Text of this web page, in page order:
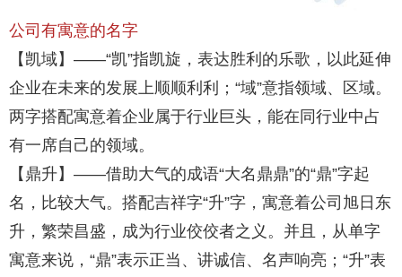
公司有寓意的名字
【凯域】——“凯”指凯旋，表达胜利的乐歌，以此延伸
企业在未来的发展上顺顺利利；“域”意指领域、区域。
两字搭配寓意着企业属于行业巨头，能在同行业中占
有一席自己的领域。
【鼎升】——借助大气的成语“大名鼎鼎”的“鼎”字起
名，比较大气。搭配吉祥字“升”字，寓意着公司旭日东
升，繁荣昌盛，成为行业佼佼者之义。并且，从单字
寓意来说，“鼎”表示正当、讲诚信、名声响亮；“升”表